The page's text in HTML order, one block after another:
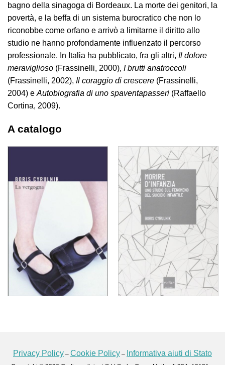
bagno della sinagoga di Bordeaux. La morte dei genitori, la
povertà, e la beffa di un sistema burocratico che non lo
riconobbe come orfano e arrivò a limitarne il diritto allo
studio ne hanno profondamente influenzato il percorso
professionale. In Italia ha pubblicato, fra gli altri, Il dolore
meraviglioso (Frassinelli, 2000), I brutti anatroccoli
(Frassinelli, 2002), Il coraggio di crescere (Frassinelli,
2004) e Autobiografia di uno spaventapasseri (Raffaello
Cortina, 2009).
A catalogo
Privacy Policy – Cookie Policy – Informativa aiuti di Stato